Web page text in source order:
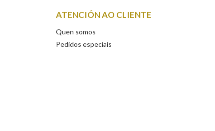
ATENCIÓN AO CLIENTE
Quen somos
Pedidos especiais